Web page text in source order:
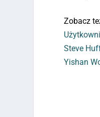
Zobacz
Steve
Yishan